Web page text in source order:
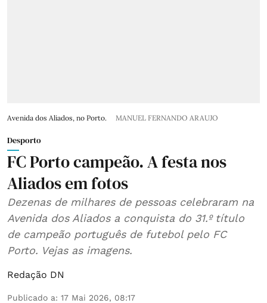
Avenida dos Aliados, no Porto. MANUEL FERNANDO ARAUJO
Desporto
FC Porto campeão. A festa nos
Aliados em fotos
Dezenas de milhares de pessoas celebraram na
Avenida dos Aliados a conquista do 31.º título
de campeão português de futebol pelo FC
Porto. Vejas as imagens.
Redação DN
Publicado a: 17 Mai 2026, 08:17